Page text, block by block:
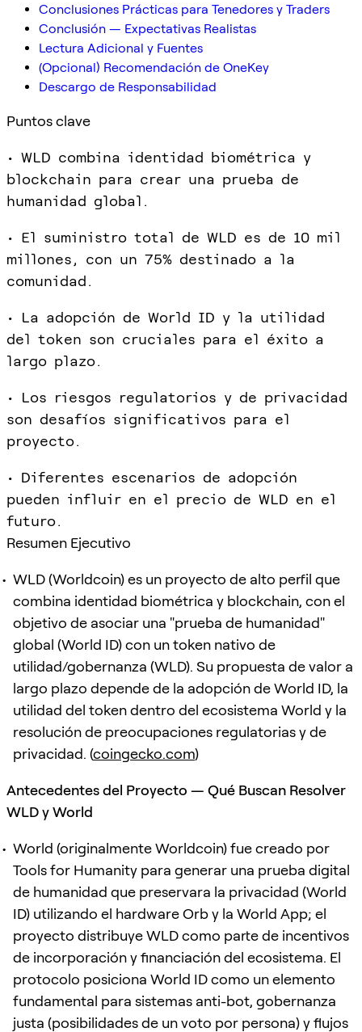
Conclusiones Prácticas para Tenedores y Traders
Conclusión — Expectativas Realistas
Lectura Adicional y Fuentes
(Opcional) Recomendación de OneKey
Descargo de Responsabilidad
Puntos clave
• WLD combina identidad biométrica y
blockchain para crear una prueba de
humanidad global.
• El suministro total de WLD es de 10 mil
millones, con un 75% destinado a la
comunidad.
• La adopción de World ID y la utilidad
del token son cruciales para el éxito a
largo plazo.
• Los riesgos regulatorios y de privacidad
son desafíos significativos para el
proyecto.
• Diferentes escenarios de adopción
pueden influir en el precio de WLD en el
futuro.
Resumen Ejecutivo
WLD (Worldcoin) es un proyecto de alto perfil que
combina identidad biométrica y blockchain, con el
objetivo de asociar una "prueba de humanidad"
global (World ID) con un token nativo de
utilidad/gobernanza (WLD). Su propuesta de valor a
largo plazo depende de la adopción de World ID, la
utilidad del token dentro del ecosistema World y la
resolución de preocupaciones regulatorias y de
privacidad. (coingecko.com)
Antecedentes del Proyecto — Qué Buscan Resolver
WLD y World
World (originalmente Worldcoin) fue creado por
Tools for Humanity para generar una prueba digital
de humanidad que preservara la privacidad (World
ID) utilizando el hardware Orb y la World App; el
proyecto distribuye WLD como parte de incentivos
de incorporación y financiación del ecosistema. El
protocolo posiciona World ID como un elemento
fundamental para sistemas anti-bot, gobernanza
justa (posibilidades de un voto por persona) y flujos